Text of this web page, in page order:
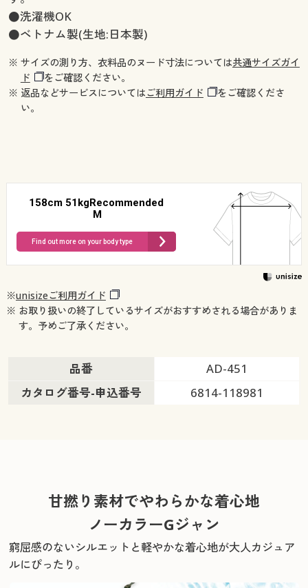
●洗濯機OK
●ベトナム製(生地:日本製)
※ サイズの測り方、衣料品のヌード寸法については共通サイズガイ
ド
をご確認ください。
※ 返品などサービスについてはご利用ガイド
をご確認くださ
い。
158cm 51kgRecommended
M
Find out more on your body type
※unisizeご利用ガイド
※ お取り扱いの終了しているサイズがおすすめされる場合がありま
す。予めご了承ください。
品番
AD-451
カタログ番号-申込番号
6814-118981
甘撚り素材でやわらかな着心地
ノーカラーGジャン
窮屈感のないシルエットと軽やかな着心地が大人カジュア
ルにぴったり。